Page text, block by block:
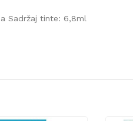
Sadržaj tinte: 6,8ml